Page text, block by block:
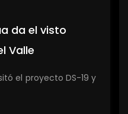
da el visto
Valle
el proyecto DS-19 y